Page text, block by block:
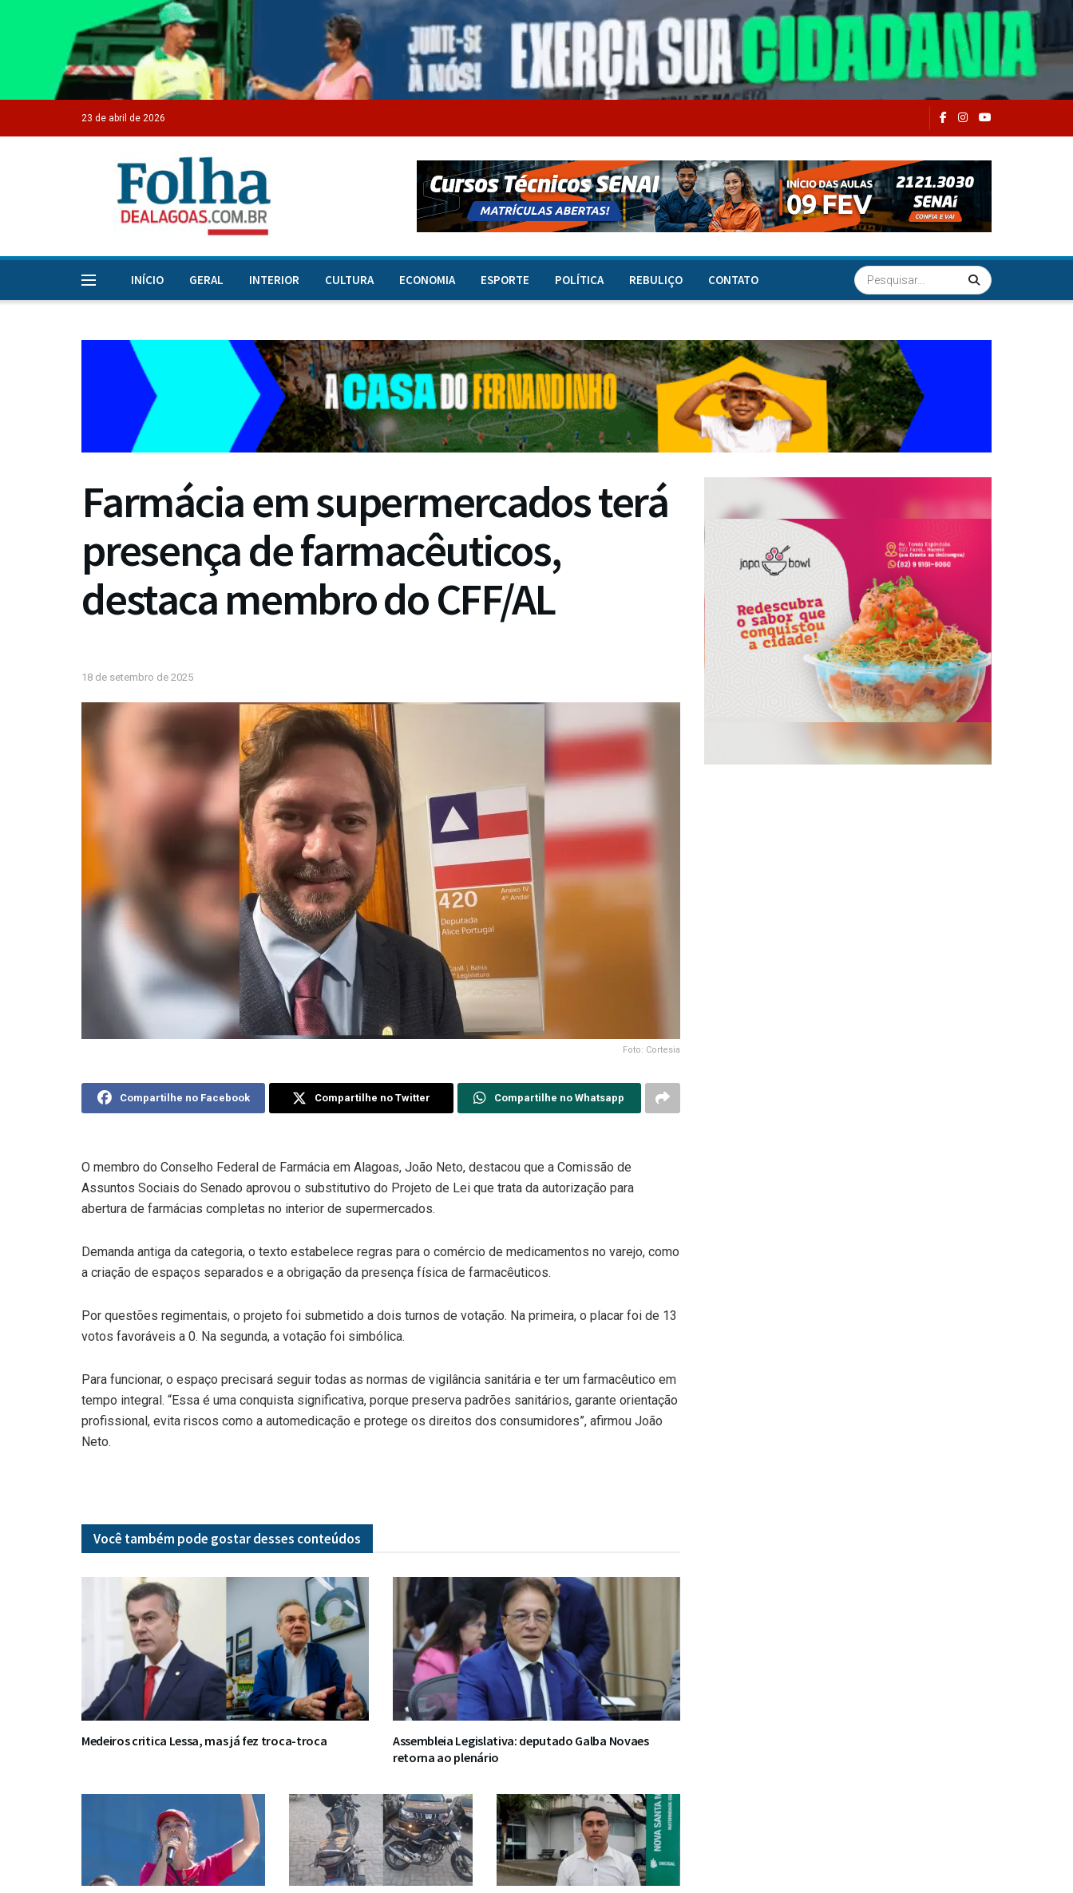
23 de abril de 2026
INÍCIO GERAL INTERIOR CULTURA ECONOMIA ESPORTE POLÍTICA REBULIÇO CONTATO
Farmácia em supermercados terá
presença de farmacêuticos,
destaca membro do CFF/AL
18 de setembro de 2025
Foto: Cortesia
Compartilhe no Facebook Compartilhe no Twitter Compartilhe no Whatsapp
O membro do Conselho Federal de Farmácia em Alagoas, João Neto, destacou que a Comissão de
Assuntos Sociais do Senado aprovou o substitutivo do Projeto de Lei que trata da autorização para
abertura de farmácias completas no interior de supermercados.
Demanda antiga da categoria, o texto estabelece regras para o comércio de medicamentos no varejo, como
a criação de espaços separados e a obrigação da presença física de farmacêuticos.
Por questões regimentais, o projeto foi submetido a dois turnos de votação. Na primeira, o placar foi de 13
votos favoráveis a 0. Na segunda, a votação foi simbólica.
Para funcionar, o espaço precisará seguir todas as normas de vigilância sanitária e ter um farmacêutico em
tempo integral. “Essa é uma conquista significativa, porque preserva padrões sanitários, garante orientação
profissional, evita riscos como a automedicação e protege os direitos dos consumidores”, afirmou João
Neto.
Você também pode gostar desses conteúdos
Medeiros critica Lessa, mas já fez troca-troca
Assembleia Legislativa: deputado Galba Novaes
retorna ao plenário